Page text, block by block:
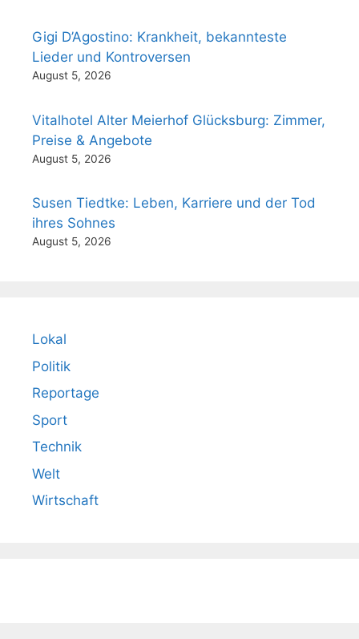
Gigi D’Agostino: Krankheit, bekannteste
Lieder und Kontroversen
August 5, 2026
Vitalhotel Alter Meierhof Glücksburg: Zimmer,
Preise & Angebote
August 5, 2026
Susen Tiedtke: Leben, Karriere und der Tod
ihres Sohnes
August 5, 2026
Lokal
Politik
Reportage
Sport
Technik
Welt
Wirtschaft